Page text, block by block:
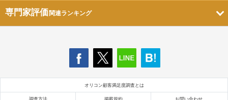
専門家評価関連ランキング
オリコン顧客満足度調査とは
調査方法 掲載規約 お問い合わせ